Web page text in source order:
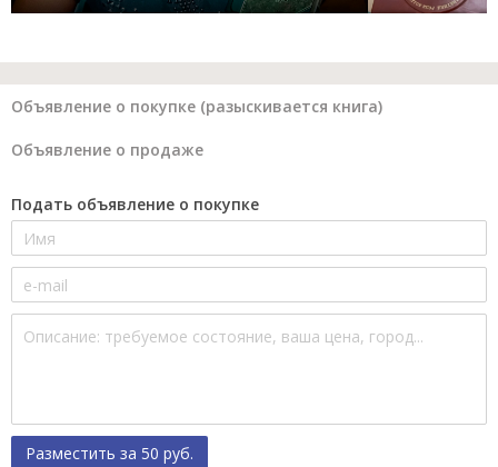
Объявление о покупке (разыскивается книга)
Объявление о продаже
Подать объявление о покупке
Разместить за 50 руб.